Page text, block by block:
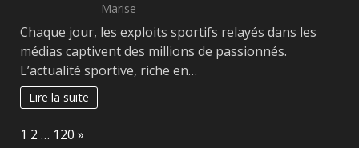
Marise
Chaque jour, les exploits sportifs relayés dans les
médias captivent des millions de passionnés.
L’actualité sportive, riche en…
Lire la suite
Page:
1 2 … 120 Next
»